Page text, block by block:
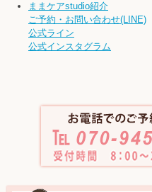
後
対
ままケアstudio紹介
ご予約・お問い合わせ(LINE)
公式ライン
公式インスタグラム